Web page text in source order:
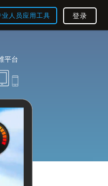
业人员应用工具 登录
平台